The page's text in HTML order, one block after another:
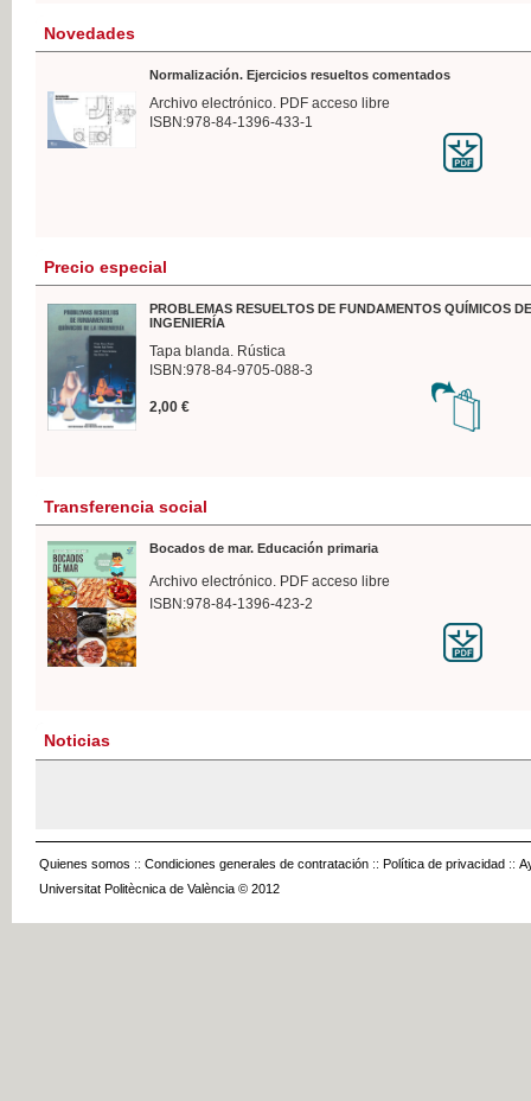
Novedades
Normalización. Ejercicios resueltos comentados
Archivo electrónico. PDF acceso libre
ISBN:978-84-1396-433-1
Precio especial
PROBLEMAS RESUELTOS DE FUNDAMENTOS QUÍMICOS
INGENIERÍA
Tapa blanda. Rústica
ISBN:978-84-9705-088-3
2,00 €
Transferencia social
Bocados de mar. Educación primaria
Archivo electrónico. PDF acceso libre
ISBN:978-84-1396-423-2
Noticias
Quienes somos :: Condiciones generales de contratación :: Política de privacidad ::
Universitat Politècnica de València © 2012